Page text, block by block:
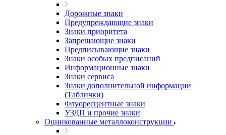
Дорожные знаки
Предупреждающие знаки
Знаки приоритета
Запрещающие знаки
Предписывающие знаки
Знаки особых предписаний
Информационные знаки
Знаки сервиса
Знаки дополнительной информации
(Таблички)
Флуоресцентные знаки
УЗДП и прочие знаки
Оцинкованные металлоконструкции